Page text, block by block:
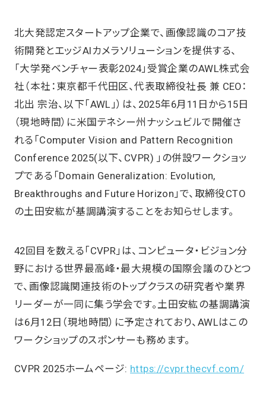
北大発認定スタートアップ企業で、画像認識のコア技
術開発とエッジAIカメラソリューションを提供する、
「大学発ベンチャー表彰2024」受賞企業のAWL株式会
社（本社：東京都千代田区、代表取締役社長 兼 CEO：
北出 宗治、以下「AWL」）は、2025年6月11日から15日
（現地時間）に米国テネシー州ナッシュビルで開催さ
れる「Computer Vision and Pattern Recognition
Conference 2025(以下、CVPR) 」の併設ワークショッ
プである「Domain Generalization: Evolution,
Breakthroughs and Future Horizon」で、取締役CTO
の土田安紘が基調講演することをお知らせします。
42回目を数える「CVPR」は、コンピュータ・ビジョン分
野における世界最高峰・最大規模の国際会議のひとつ
で、画像認識関連技術のトップクラスの研究者や業界
リーダーが一同に集う学会です。土田安紘の基調講演
は6月12日（現地時間）に予定されており、AWLはこの
ワークショップのスポンサーも務めます。
CVPR 2025ホームページ: https://cvpr.thecvf.com/